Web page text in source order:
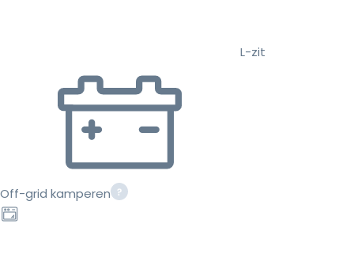
L-zit
Off-grid kamperen